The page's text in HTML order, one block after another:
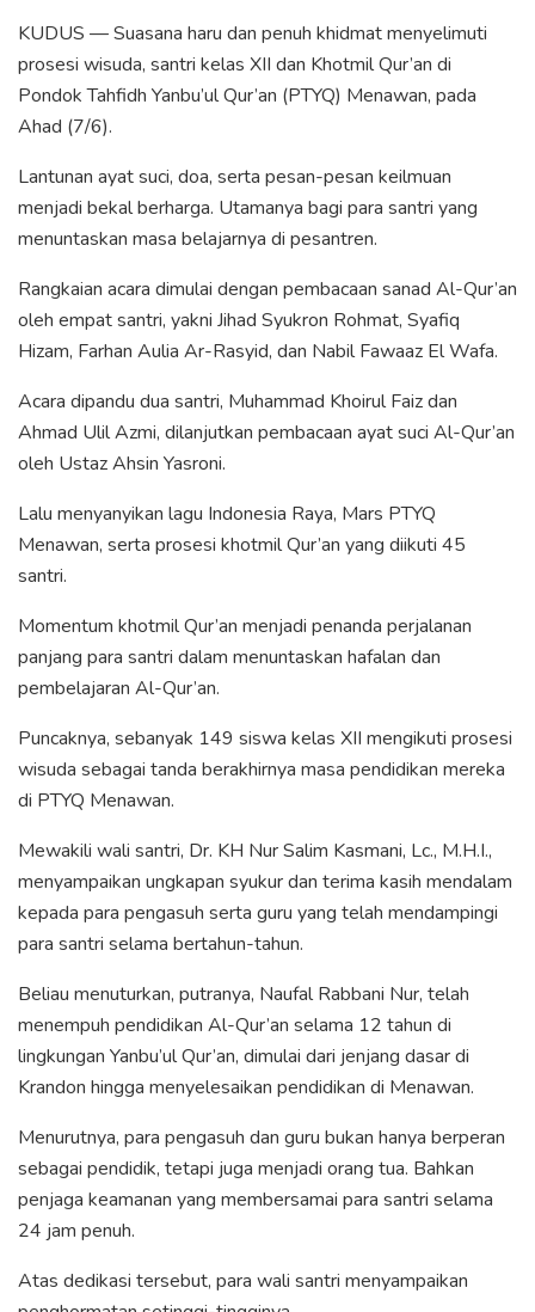
KUDUS — Suasana haru dan penuh khidmat menyelimuti
prosesi wisuda, santri kelas XII dan Khotmil Qur’an di
Pondok Tahfidh Yanbu’ul Qur’an (PTYQ) Menawan, pada
Ahad (7/6).
Lantunan ayat suci, doa, serta pesan-pesan keilmuan
menjadi bekal berharga. Utamanya bagi para santri yang
menuntaskan masa belajarnya di pesantren.
Rangkaian acara dimulai dengan pembacaan sanad Al-Qur’an
oleh empat santri, yakni Jihad Syukron Rohmat, Syafiq
Hizam, Farhan Aulia Ar-Rasyid, dan Nabil Fawaaz El Wafa.
Acara dipandu dua santri, Muhammad Khoirul Faiz dan
Ahmad Ulil Azmi, dilanjutkan pembacaan ayat suci Al-Qur’an
oleh Ustaz Ahsin Yasroni.
Lalu menyanyikan lagu Indonesia Raya, Mars PTYQ
Menawan, serta prosesi khotmil Qur’an yang diikuti 45
santri.
Momentum khotmil Qur’an menjadi penanda perjalanan
panjang para santri dalam menuntaskan hafalan dan
pembelajaran Al-Qur’an.
Puncaknya, sebanyak 149 siswa kelas XII mengikuti prosesi
wisuda sebagai tanda berakhirnya masa pendidikan mereka
di PTYQ Menawan.
Mewakili wali santri, Dr. KH Nur Salim Kasmani, Lc., M.H.I.,
menyampaikan ungkapan syukur dan terima kasih mendalam
kepada para pengasuh serta guru yang telah mendampingi
para santri selama bertahun-tahun.
Beliau menuturkan, putranya, Naufal Rabbani Nur, telah
menempuh pendidikan Al-Qur’an selama 12 tahun di
lingkungan Yanbu’ul Qur’an, dimulai dari jenjang dasar di
Krandon hingga menyelesaikan pendidikan di Menawan.
Menurutnya, para pengasuh dan guru bukan hanya berperan
sebagai pendidik, tetapi juga menjadi orang tua. Bahkan
penjaga keamanan yang membersamai para santri selama
24 jam penuh.
Atas dedikasi tersebut, para wali santri menyampaikan